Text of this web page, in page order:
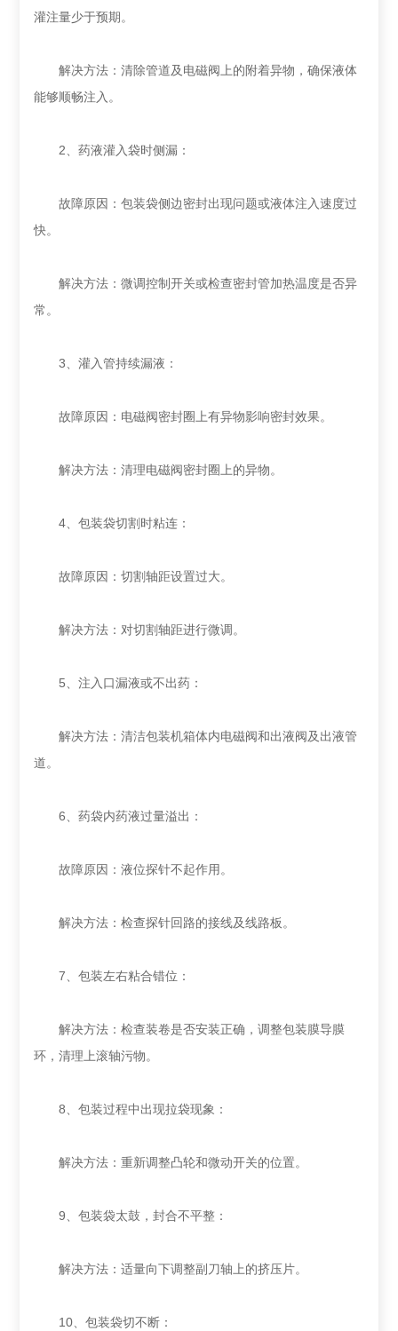
灌注量少于预期。
‌解决方法‌：清除管道及电磁阀上的附着异物，确保液体
能够顺畅注入‌。
‌2、药液灌入袋时侧漏‌：
‌故障原因‌：包装袋侧边密封出现问题或液体注入速度过
快。
‌解决方法‌：微调控制开关或检查密封管加热温度是否异
常‌。
‌3、灌入管持续漏液‌：
‌故障原因‌：电磁阀密封圈上有异物影响密封效果。
‌解决方法‌：清理电磁阀密封圈上的异物‌。
‌4、包装袋切割时粘连‌：
‌故障原因‌：切割轴距设置过大。
‌解决方法‌：对切割轴距进行微调‌。
‌5、注入口漏液或不出药‌：
‌解决方法‌：清洁包装机箱体内电磁阀和出液阀及出液管
道‌。
6‌、药袋内药液过量溢出‌：
‌故障原因‌：液位探针不起作用。
‌解决方法‌：检查探针回路的接线及线路板‌。
‌7、包装左右粘合错位‌：
‌解决方法‌：检查装卷是否安装正确，调整包装膜导膜
环，清理上滚轴污物‌。
‌8、包装过程中出现拉袋现象‌：
‌解决方法‌：重新调整凸轮和微动开关的位置‌。
‌9、包装袋太鼓，封合不平整‌：
‌解决方法‌：适量向下调整副刀轴上的挤压片‌。
‌10、包装袋切不断‌：